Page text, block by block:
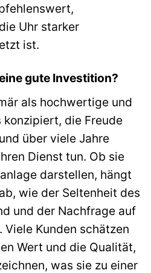
Uhr starker
ist.
gute Investition?
als hochwertige und
die Freude
über viele Jahre
Dienst tun. Ob sie
darstellen, hängt
wie der Seltenheit des
und der Nachfrage auf
Viele Kunden schätzen
Wert und die Qualität,
was sie zu einer